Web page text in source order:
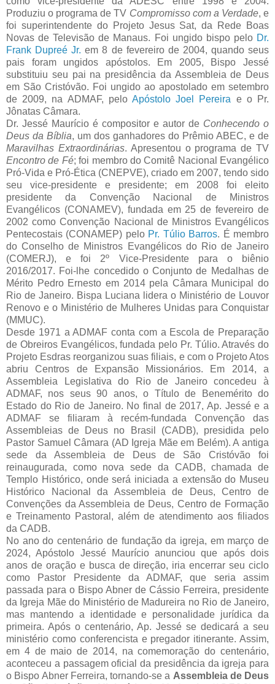
Produziu o programa de TV Compromisso com a Verdade, e
foi superintendente do Projeto Jesus Sat, da Rede Boas
Novas de Televisão de Manaus. Foi ungido bispo pelo Dr.
Frank Dupreé Jr. em 8 de fevereiro de 2004, quando seus
pais foram ungidos apóstolos. Em 2005, Bispo Jessé
substituiu seu pai na presidência da Assembleia de Deus
em São Cristóvão. Foi ungido ao apostolado em setembro
de 2009, na ADMAF, pelo Apóstolo Joel Pereira e o Pr.
Jônatas Câmara.
Dr. Jessé Maurício é compositor e autor de Conhecendo o
Deus da Bíblia, um dos ganhadores do Prêmio ABEC, e de
Maravilhas Extraordinárias. Apresentou o programa de TV
Encontro de Fé; foi membro do Comitê Nacional Evangélico
Pró-Vida e Pró-Ética (CNEPVE), criado em 2007, tendo sido
seu vice-presidente e presidente; em 2008 foi eleito
presidente da Convenção Nacional de Ministros
Evangélicos (CONAMEV), fundada em 25 de fevereiro de
2002 como Convenção Nacional de Ministros Evangélicos
Pentecostais (CONAMEP) pelo Pr. Túlio Barros. É membro
do Conselho de Ministros Evangélicos do Rio de Janeiro
(COMERJ), e foi 2º Vice-Presidente para o biênio
2016/2017. Foi-lhe concedido o Conjunto de Medalhas de
Mérito Pedro Ernesto em 2014 pela Câmara Municipal do
Rio de Janeiro. Bispa Luciana lidera o Ministério de Louvor
Renovo e o Ministério de Mulheres Unidas para Conquistar
(MMUC).
Desde 1971 a ADMAF conta com a Escola de Preparação
de Obreiros Evangélicos, fundada pelo Pr. Túlio. Através do
Projeto Esdras reorganizou suas filiais, e com o Projeto Atos
abriu Centros de Expansão Missionários. Em 2014, a
Assembleia Legislativa do Rio de Janeiro concedeu à
ADMAF, nos seus 90 anos, o Título de Benemérito do
Estado do Rio de Janeiro. No final de 2017, Ap. Jessé e a
ADMAF se filiaram à recém-fundada Convenção das
Assembleias de Deus no Brasil (CADB), presidida pelo
Pastor Samuel Câmara (AD Igreja Mãe em Belém). A antiga
sede da Assembleia de Deus de São Cristóvão foi
reinaugurada, como nova sede da CADB, chamada de
Templo Histórico, onde será iniciada a extensão do Museu
Histórico Nacional da Assembleia de Deus, Centro de
Convenções da Assembleia de Deus, Centro de Formação
e Treinamento Pastoral, além de atendimento aos filiados
da CADB.
No ano do centenário de fundação da igreja, em março de
2024, Apóstolo Jessé Maurício anunciou que após dois
anos de oração e busca de direção, iria encerrar seu ciclo
como Pastor Presidente da ADMAF, que seria assim
passada para o Bispo Abner de Cássio Ferreira, presidente
da Igreja Mãe do Ministério de Madureira no Rio de Janeiro,
mas mantendo a identidade e personalidade jurídica da
primeira. Após o centenário, Ap. Jessé se dedicará a seu
ministério como conferencista e pregador itinerante. Assim,
em 4 de maio de 2014, na comemoração do centenário,
aconteceu a passagem oficial da presidência da igreja para
o Bispo Abner Ferreira, tornando-se a Assembleia de Deus